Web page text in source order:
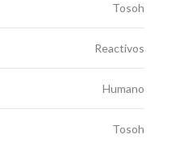
Tosoh
Reactivos
Humano
Tosoh